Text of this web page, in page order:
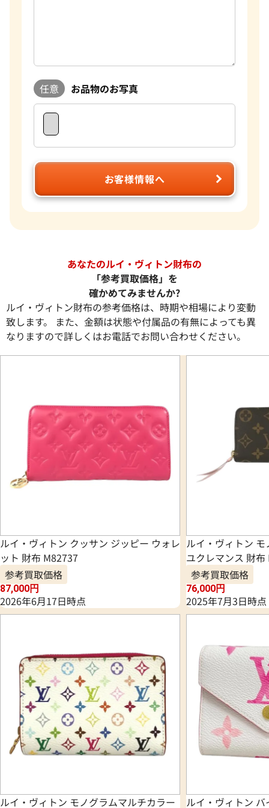
任意 お品物のお写真
お客様情報へ
あなたのルイ・ヴィトン財布の
「参考買取価格」を
確かめてみませんか?
ルイ・ヴィトン財布の参考価格は、時期や相場により変動
致します。 また、金額は状態や付属品の有無によっても異
なりますので詳しくはお電話でお問い合わせください。
ルイ・ヴィトン クッサン ジッピー ウォレ
ット 財布 M82737
参考買取価格
87,000円
2026年6月17日時点
ルイ・ヴィトン
ユクレマンス 財
参考買取価格
76,000円
2025年7月3日時点
ルイ・ヴィトン モノグラムマルチカラー ルイ・ヴィトン